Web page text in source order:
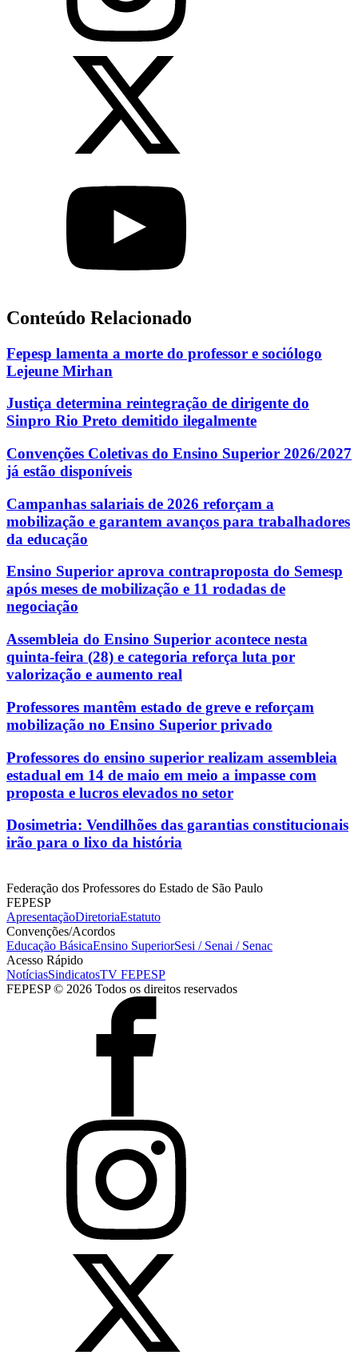
Conteúdo Relacionado
Fepesp lamenta a morte do professor e sociólogo
Lejeune Mirhan
Justiça determina reintegração de dirigente do
Sinpro Rio Preto demitido ilegalmente
Convenções Coletivas do Ensino Superior 2026/2027
já estão disponíveis
Campanhas salariais de 2026 reforçam a
mobilização e garantem avanços para trabalhadores
da educação
Ensino Superior aprova contraproposta do Semesp
após meses de mobilização e 11 rodadas de
negociação
Assembleia do Ensino Superior acontece nesta
quinta-feira (28) e categoria reforça luta por
valorização e aumento real
Professores mantêm estado de greve e reforçam
mobilização no Ensino Superior privado
Professores do ensino superior realizam assembleia
estadual em 14 de maio em meio a impasse com
proposta e lucros elevados no setor
Dosimetria: Vendilhões das garantias constitucionais
irão para o lixo da história
Federação dos Professores do Estado de São Paulo
FEPESP
ApresentaçãoDiretoriaEstatuto
Convenções/Acordos
Educação BásicaEnsino SuperiorSesi / Senai / Senac
Acesso Rápido
NotíciasSindicatosTV FEPESP
FEPESP © 2026 Todos os direitos reservados